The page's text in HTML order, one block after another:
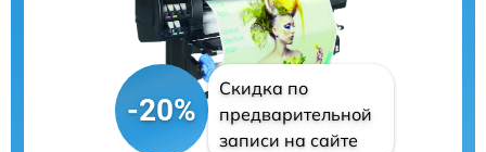
-20%
Скидка по
предварительной
записи на сайте